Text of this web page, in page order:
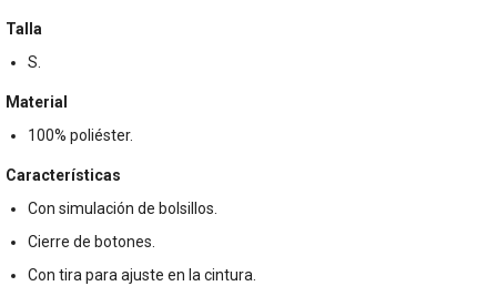
Talla
S.
Material
100% poliéster.
Características
Con simulación de bolsillos.
Cierre de botones.
Con tira para ajuste en la cintura.